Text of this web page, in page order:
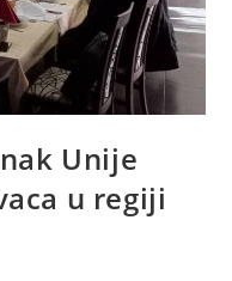
Unije
u regiji